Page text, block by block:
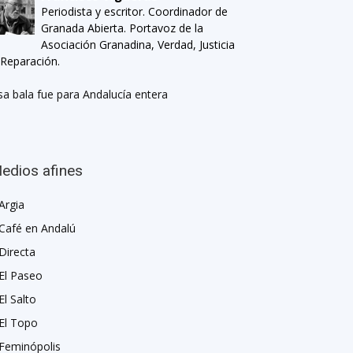
Periodista y escritor. Coordinador de
Granada Abierta. Portavoz de la
Asociación Granadina, Verdad, Justicia
bala fue para Andalucía entera
afines
en Andalú
Directa
El Paseo
El Salto
El Topo
Feminópolis